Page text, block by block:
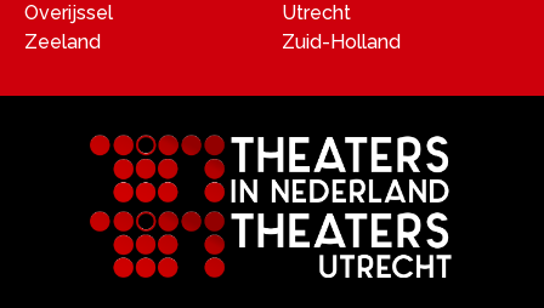
Overijssel
Utrecht
Zeeland
Zuid-Holland